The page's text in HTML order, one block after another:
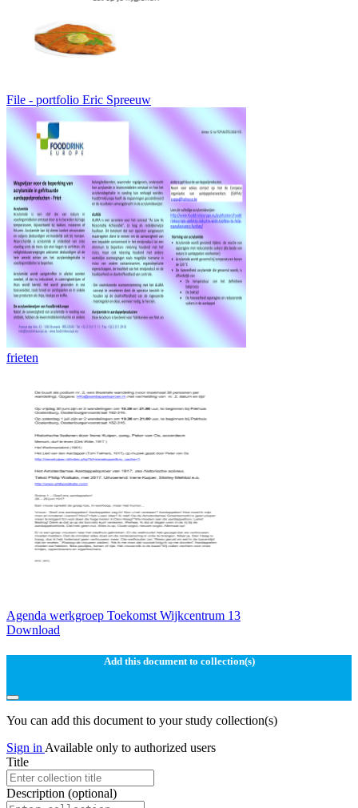
File - portfolio Eric Spreeuw
frieten
Agenda werkgroep Toekomst Wijkcentrum 13
Download
Add this document to collection(s)
You can add this document to your study collection(s)
Sign in Available only to authorized users
Title
Description (optional)